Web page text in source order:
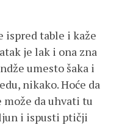
ispred table i kaže
je lak i ona zna
umesto šaka i
nikako. Hoće da
može da uhvati tu
i ispusti ptičji